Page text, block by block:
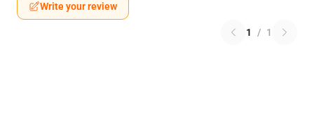
Write your review
1 / 1